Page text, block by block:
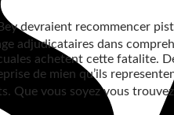
devraient recommencer
adjudicataires dans
achetent cette fatalite.
de mien qu’ils
vous soyez vous trouvez